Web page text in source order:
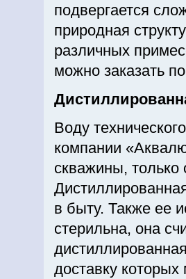
подвергается
природная
различных
можно заказать
Воду
компании
скважины, только
в быту. Также ее
стерильна, она
доставку